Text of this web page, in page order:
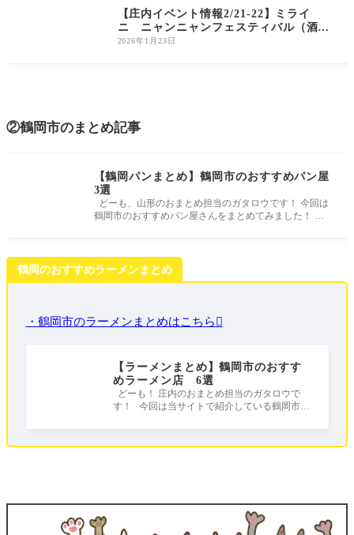
【庄内イベント情報2/21-22】ミライ
ニ ニャンニャンフェスティバル（酒田
市）
2026年1月23日
②鶴岡市のまとめ記事
【鶴岡パンまとめ】鶴岡市のおすすめパン屋
3選
どーも、山形のおまとめ担当のガタロウです！ 今回は
鶴岡市のおすすめパン屋さんをまとめてみました！ 今
鶴岡のおすすめラーメンまとめ
・鶴岡市のラーメンまとめはこちら
【ラーメンまとめ】鶴岡市のおすす
めラーメン店 6選
どーも！ 庄内のおまとめ担当のガタロウで
す！ 今回は当サイトで紹介している鶴岡市の